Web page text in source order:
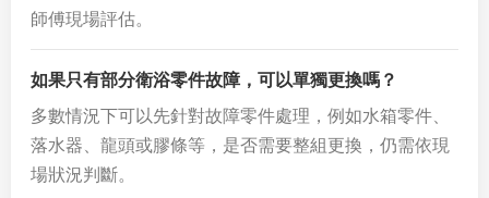
師傅現場評估。
如果只有部分衛浴零件故障，可以單獨更換嗎？
多數情況下可以先針對故障零件處理，例如水箱零件、
落水器、龍頭或膠條等，是否需要整組更換，仍需依現
場狀況判斷。